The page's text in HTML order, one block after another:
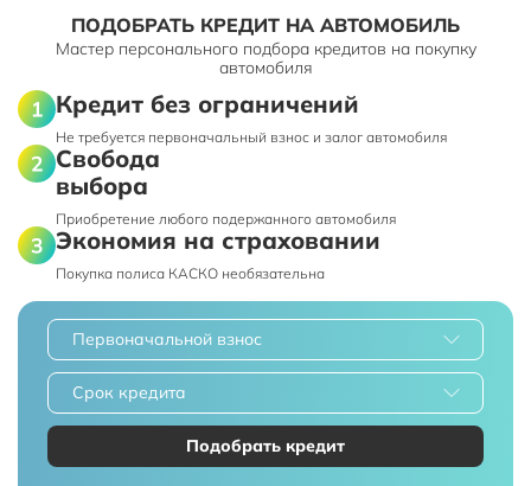
ПОДОБРАТЬ КРЕДИТ НА АВТОМОБИЛЬ
Мастер персонального подбора кредитов на покупку
автомобиля
Кредит без ограничений
Не требуется первоначальный взнос и залог автомобиля
Свобода
выбора
Приобретение любого подержанного автомобиля
Экономия на страховании
Покупка полиса КАСКО необязательна
Первоначальной взнос
Срок кредита
Подобрать кредит